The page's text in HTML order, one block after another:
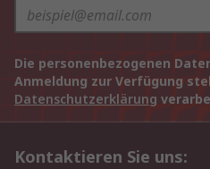
Die personenbezogenen
Anmeldung zur Verfügung
Datenschutzerklärung
Kontaktieren Sie uns: